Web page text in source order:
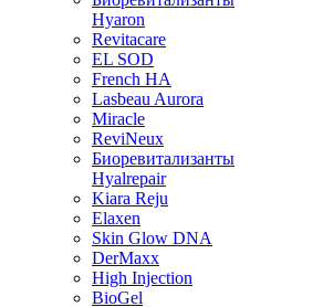
Hyaron
Revitacare
EL SOD
French HA
Lasbeau Aurora
Miracle
ReviNeux
Биоревитализанты
Hyalrepair
Kiara Reju
Elaxen
Skin Glow DNA
DerMaxx
High Injection
BioGel